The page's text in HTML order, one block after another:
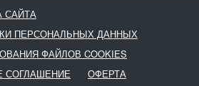
САЙТА
ПЕРСОНАЛЬНЫХ ДАННЫХ
ФАЙЛОВ COOKIES
СОГЛАШЕНИЕ
ОФЕРТА